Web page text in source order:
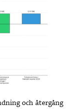
och återgång